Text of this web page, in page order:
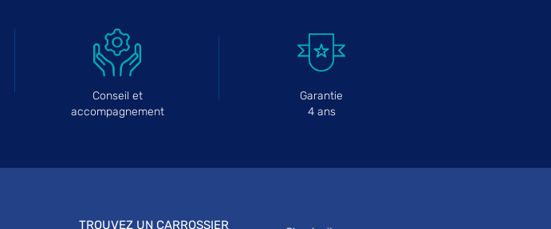
Conseil et
accompagnement
Garantie
4 ans
TROUVEZ UN CARROSSIER